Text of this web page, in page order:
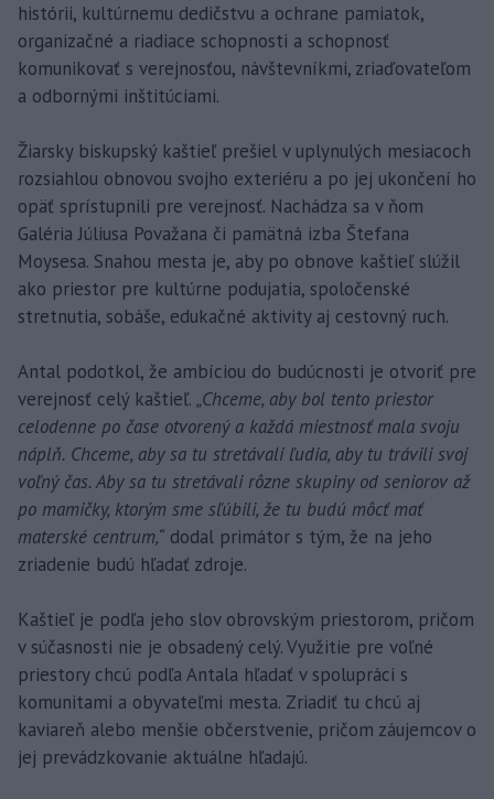
histórii, kultúrnemu dedičstvu a ochrane pamiatok,
organizačné a riadiace schopnosti a schopnosť
komunikovať s verejnosťou, návštevníkmi, zriaďovateľom
a odbornými inštitúciami.
Žiarsky biskupský kaštieľ prešiel v uplynulých mesiacoch
rozsiahlou obnovou svojho exteriéru a po jej ukončení ho
opäť sprístupnili pre verejnosť. Nachádza sa v ňom
Galéria Júliusa Považana či pamätná izba Štefana
Moysesa. Snahou mesta je, aby po obnove kaštieľ slúžil
ako priestor pre kultúrne podujatia, spoločenské
stretnutia, sobáše, edukačné aktivity aj cestovný ruch.
Antal podotkol, že ambíciou do budúcnosti je otvoriť pre
verejnosť celý kaštieľ. „Chceme, aby bol tento priestor
celodenne po čase otvorený a každá miestnosť mala svoju
náplň. Chceme, aby sa tu stretávali ľudia, aby tu trávili svoj
voľný čas. Aby sa tu stretávali rôzne skupiny od seniorov až
po mamičky, ktorým sme sľúbili, že tu budú môcť mať
materské centrum,“ dodal primátor s tým, že na jeho
zriadenie budú hľadať zdroje.
Kaštieľ je podľa jeho slov obrovským priestorom, pričom
v súčasnosti nie je obsadený celý. Využitie pre voľné
priestory chcú podľa Antala hľadať v spolupráci s
komunitami a obyvateľmi mesta. Zriadiť tu chcú aj
kaviareň alebo menšie občerstvenie, pričom záujemcov o
jej prevádzkovanie aktuálne hľadajú.